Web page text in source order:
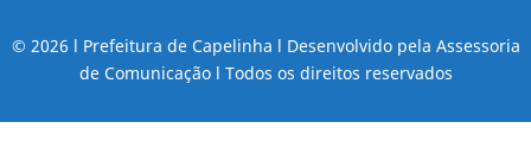
© 2026 l Prefeitura de Capelinha l Desenvolvido pela Assessoria
de Comunicação l Todos os direitos reservados